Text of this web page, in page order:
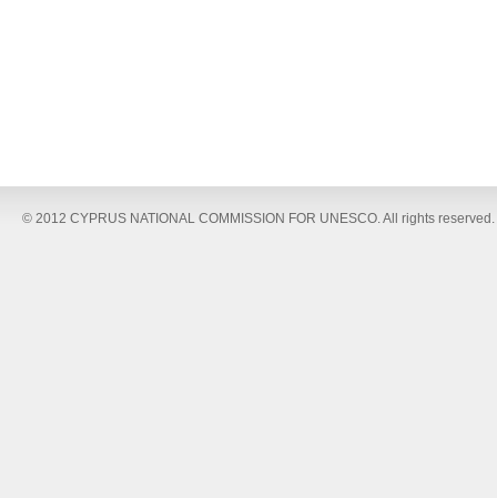
© 2012 CYPRUS NATIONAL COMMISSION FOR UNESCO. All rights reserved.